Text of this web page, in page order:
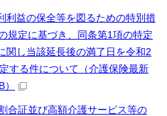
利益の保全等を図るための特別措
規定に基づき、同条第1項の特定
関し当該延長後の満了日を令和2
する件について（介護保険最新
合証並び高額介護サービス等の